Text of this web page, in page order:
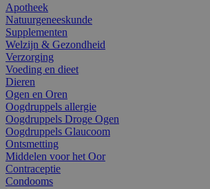
Apotheek
Natuurgeneeskunde
Supplementen
Welzijn & Gezondheid
Verzorging
Voeding en dieet
Dieren
Ogen en Oren
Oogdruppels allergie
Oogdruppels Droge Ogen
Oogdruppels Glaucoom
Ontsmetting
Middelen voor het Oor
Contraceptie
Condooms